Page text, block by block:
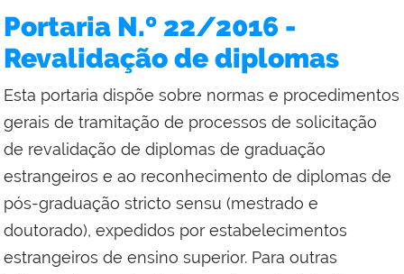
Reitoria
Portaria N.º 22/2016 -
Revalidação de diplomas
Esta portaria dispõe sobre normas e procedimentos
gerais de tramitação de processos de solicitação
de revalidação de diplomas de graduação
estrangeiros e ao reconhecimento de diplomas de
pós-graduação stricto sensu (mestrado e
doutorado), expedidos por estabelecimentos
estrangeiros de ensino superior. Para outras